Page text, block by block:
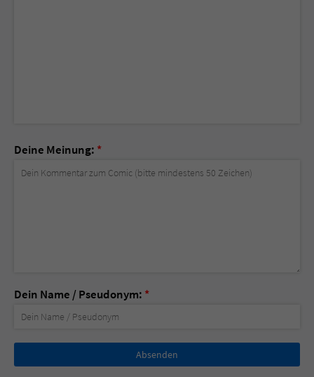
Deine Meinung: *
Dein Name / Pseudonym: *
Nicht
ausfüllen!